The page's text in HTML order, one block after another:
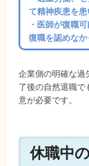
て精神疾患を
・医師が復職
復職を認めな
企業側の明確な過
了後の自然退職で
意が必要です。
休職中